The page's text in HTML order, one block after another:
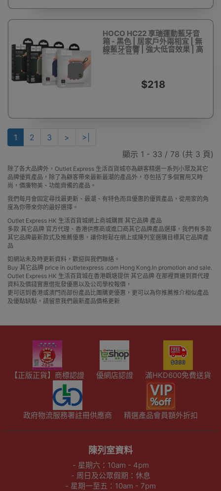
HOCO HC22 享瑞運動藍牙音
箱 - 黑色 | 居家戶外兩相宜 | 無
線藍牙音響 | 強大低音效果 | 高
質音頻傳輸
$218
1 2 3 >
>|
顯示 1 - 33 / 78 (共 3 頁)
除了各大品牌外，Outlet Express 生活百貨城亦為顧客精選一系列小眾及其它
品牌優質產品，除了為顧客帶來最新最潮的產品外，亦包括了多個實用又時
尚，價廉物美、功能齊備的產品。
我們每月會固定尋找最更新、最潮、有特色而且優惠的優質產品，從用家的角
度為你帶來你的最好選擇。
Outlet Express HK 生活百貨城網上商城購買 其它品牌 產品
多款 其它品牌 官方代理、香港供應商或進口商其它品牌產品選擇，我們有多款
其它品牌最新款式及推薦優惠，讓你輕鬆在網上或陳列室選購目標其它品牌產
品
如網站未及時更新資料，歡迎與我們聯絡。
Buy 其它品牌 price in outletexpress .com Hong Kong.In promotion and sale.
Outlet Express HK 生活百貨城在香港觀塘提供 其它品牌 在那裡買邊到買代理
資料及價錢實惠借批發優惠以及公司學校報價，
更可送到香港或澳門而部份產品比團購更優惠，更可以為你推薦推介相似產品
及優點缺點，請留意我們最新產品價格更新
【正版正貨】商標認證 優網店認證 滿HKD600免費送貨
政府物流服務署註冊供應商 精選產品會員額外折扣
陳列室資料
- 星期六：10am - 4pm
- 周日及公眾假期：休息
- 星期一至五：10am - 7pm